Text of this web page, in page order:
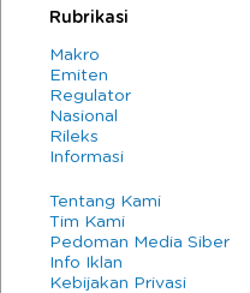
Rubrikasi
Makro
Emiten
Regulator
Nasional
Rileks
Informasi
Tentang Kami
Tim Kami
Pedoman Media Siber
Info Iklan
Kebijakan Privasi